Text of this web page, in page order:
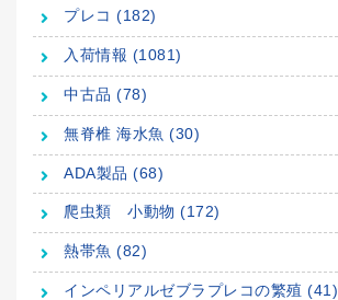
プレコ (182)
入荷情報 (1081)
中古品 (78)
無脊椎 海水魚 (30)
ADA製品 (68)
爬虫類 小動物 (172)
熱帯魚 (82)
インペリアルゼブラプレコの繁殖 (41)